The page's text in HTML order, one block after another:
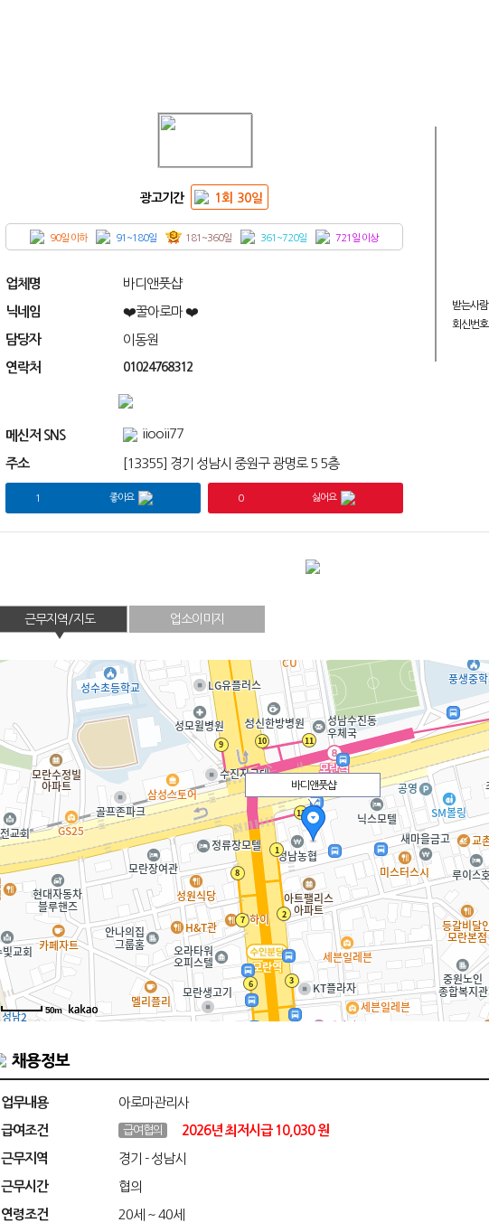
받는사람
회신번호
광고기간 1회 30일
90일 이하 91~180일 181~360일 361~720일 721일 이상
업체명 바디앤풋샵
닉네임 ❤️꿀아로마 ❤️
담당자 이동원
연락처 01024768312
메신저 SNS iiooii77
주소 [13355] 경기 성남시 중원구 광명로 5 5층
1 좋아요 0 싫어요
근무지역/지도 업소이미지
바디앤풋샵
50m
채용정보
업무내용 아로마관리사
급여조건 급여협의 2026년 최저시급 10,030 원
근무지역 경기 - 성남시
근무시간 협의
연령조건 20세 ~ 40세